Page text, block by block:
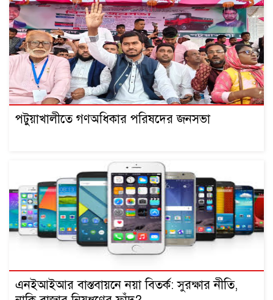
পটুয়াখালীতে গণঅধিকার পরিষদের জনসভা
এনইআইআর বাস্তবায়নে নয়া বিতর্ক: সুরক্ষার নীতি,